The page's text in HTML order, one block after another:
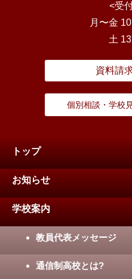
<受
月〜金
土
資料請
個別相談・学校
トップ
お知らせ
学校案内
教員代表メッセージ
通信制高校とは?